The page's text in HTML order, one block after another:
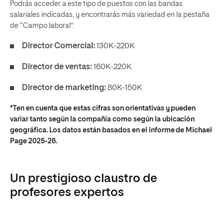
Podrás acceder a este tipo de puestos con las bandas
salariales indicadas, y encontrarás más variedad en la pestaña
de “Campo laboral”.
Director Comercial: 130K-220K
Director de ventas: 160K-220K
Director de marketing: 80K-150K
*Ten en cuenta que estas cifras son orientativas y pueden
variar tanto según la compañía como según la ubicación
geográfica. Los datos están basados en el informe de Michael
Page 2025-26.
Un prestigioso claustro de
profesores expertos